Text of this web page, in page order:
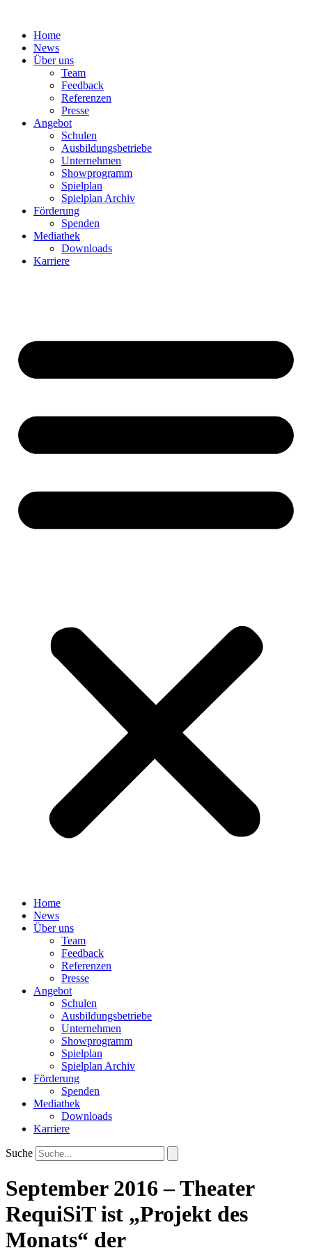
springenHome
News
Über uns
Team
Feedback
Referenzen
Presse
Angebot
Schulen
Ausbildungsbetriebe
Unternehmen
Showprogramm
Spielplan
Spielplan Archiv
Förderung
Spenden
Mediathek
Downloads
Karriere
Home
News
Über uns
Team
Feedback
Referenzen
Presse
Angebot
Schulen
Ausbildungsbetriebe
Unternehmen
Showprogramm
Spielplan
Spielplan Archiv
Förderung
Spenden
Mediathek
Downloads
Karriere
Suche
September 2016 – Theater
RequiSiT ist „Projekt des
Monats“ der